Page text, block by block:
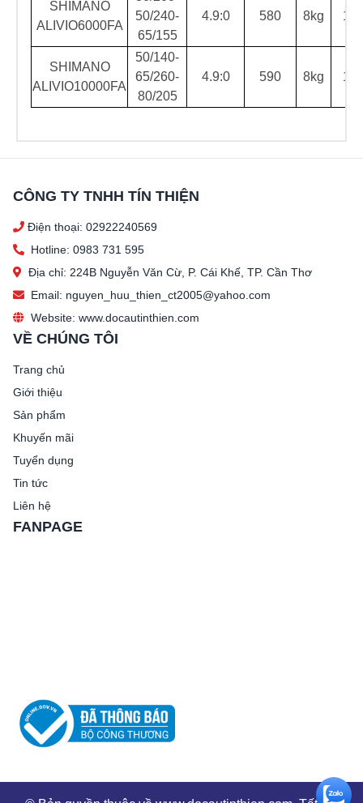
SHIMANO
ALIVIO6000FA
50/240-
65/155
4.9:0 580 8kg 1/1
SHIMANO
ALIVIO10000FA
50/140-
65/260-
80/205
4.9:0 590 8kg 1/1
CÔNG TY TNHH TÍN THIỆN
Điện thoại: 02922240569
Hotline: 0983 731 595
Địa chỉ: 224B Nguyễn Văn Cừ, P. Cái Khế, TP. Cần Thơ
Email: nguyen_huu_thien_ct2005@yahoo.com
Website: www.docautinthien.com
VỀ CHÚNG TÔI
Trang chủ
Giới thiệu
Sản phẩm
Khuyến mãi
Tuyển dụng
Tin tức
Liên hệ
FANPAGE